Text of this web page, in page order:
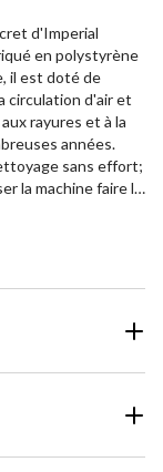
d'Imperial
en polystyrène
il est doté de
circulation d'air et
rayures et à la
années.
sans effort;
la machine faire le